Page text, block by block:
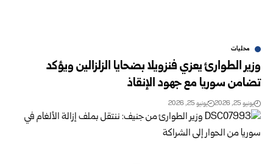
محليات
وزير الطوارئ يعزي فنزويلا بضحايا الزلزالين ويؤكد
تضامن سوريا مع جهود الإنقاذ
يونيو 25, 2026 يونيو 25, 2026